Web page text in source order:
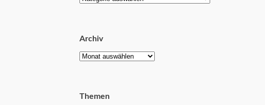
Archiv
Themen